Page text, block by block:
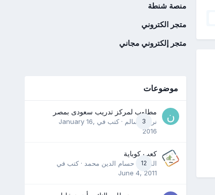
منصة شنطة
متجر الكتروني
متجر إلكتروني مجاني
موضوعات
3
مطلوب لمركز تدريب سعودى بمصر
نرمين سالم · كتب في January 16,
2016
12
كعب كوباية
المدرب حسام الدين محمد · كتب في
June 4, 2011